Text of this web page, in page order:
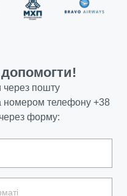
через пошту
номером телефону +38
форму: